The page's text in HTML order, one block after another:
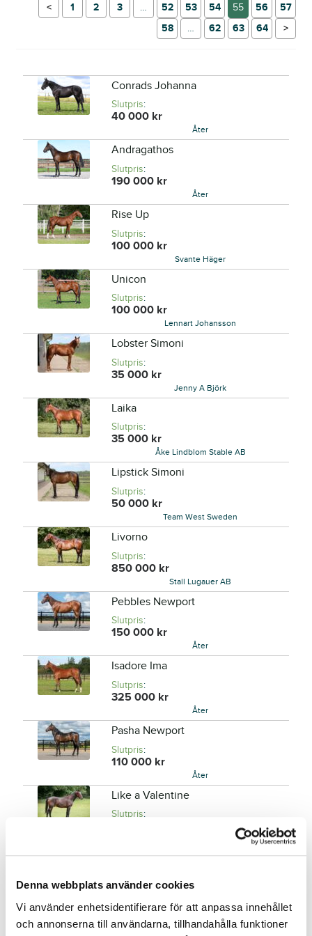
Denna webbplats använder cookies
Vi använder enhetsidentifierare för att anpassa innehållet
och annonserna till användarna, tillhandahålla funktioner
← 1 2 3 … 52 53 54 55 56
57
58
… 62 63 64 →
Conrads Johanna
Slutpris:
40 000 kr
Åter
Andragathos
Slutpris:
190 000 kr
Åter
Rise Up
Slutpris:
100 000 kr
Svante Häger
Unicon
Slutpris:
100 000 kr
Lennart Johansson
Lobster Simoni
Slutpris:
35 000 kr
Jenny A Björk
Laika
Slutpris:
35 000 kr
Åke Lindblom Stable AB
Lipstick Simoni
Slutpris:
50 000 kr
Team West Sweden
Livorno
Slutpris:
850 000 kr
Stall Lugauer AB
Pebbles Newport
Slutpris:
150 000 kr
Åter
Isadore Ima
Slutpris:
325 000 kr
Åter
Pasha Newport
Slutpris:
110 000 kr
Åter
Like a Valentine
Slutpris:
Playing With Fire
Slutpris
45 000 kr
A och O Hästupplevelser AB
Staro Savile Row